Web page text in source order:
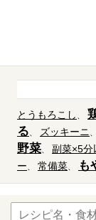
とうもろこし
る
ズッキーニ
野菜
副菜×5分
ー
常備菜 も